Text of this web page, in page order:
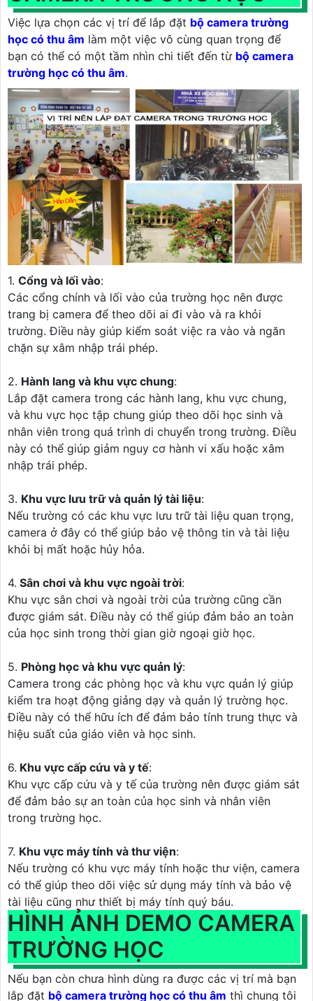
Việc lựa chọn các vị trí để lắp đặt bộ camera trường
học có thu âm làm một việc vô cùng quan trọng để
bạn có thể có một tầm nhìn chi tiết đến từ bộ camera
trường học có thu âm.
1. Cổng và lối vào:
Các cổng chính và lối vào của trường học nên được
trang bị camera để theo dõi ai đi vào và ra khỏi
trường. Điều này giúp kiểm soát việc ra vào và ngăn
chặn sự xâm nhập trái phép.
2. Hành lang và khu vực chung:
Lắp đặt camera trong các hành lang, khu vực chung,
và khu vực học tập chung giúp theo dõi học sinh và
nhân viên trong quá trình di chuyển trong trường. Điều
này có thể giúp giảm nguy cơ hành vi xấu hoặc xâm
nhập trái phép.
3. Khu vực lưu trữ và quản lý tài liệu:
Nếu trường có các khu vực lưu trữ tài liệu quan trọng,
camera ở đây có thể giúp bảo vệ thông tin và tài liệu
khỏi bị mất hoặc hủy hỏa.
4. Sân chơi và khu vực ngoài trời:
Khu vực sân chơi và ngoài trời của trường cũng cần
được giám sát. Điều này có thể giúp đảm bảo an toàn
của học sinh trong thời gian giờ ngoại giờ học.
5. Phòng học và khu vực quản lý:
Camera trong các phòng học và khu vực quản lý giúp
kiểm tra hoạt động giảng dạy và quản lý trường học.
Điều này có thể hữu ích để đảm bảo tính trung thực và
hiệu suất của giáo viên và học sinh.
6. Khu vực cấp cứu và y tế:
Khu vực cấp cứu và y tế của trường nên được giám sát
để đảm bảo sự an toàn của học sinh và nhân viên
trong trường học.
7. Khu vực máy tính và thư viện:
Nếu trường có khu vực máy tính hoặc thư viện, camera
có thể giúp theo dõi việc sử dụng máy tính và bảo vệ
tài liệu cũng như thiết bị máy tính quý báu.
HÌNH ẢNH DEMO CAMERA
TRƯỜNG HỌC
Nếu bạn còn chưa hình dùng ra được các vị trí mà bạn
lắp đặt bộ camera trường học có thu âm thì chung tôi